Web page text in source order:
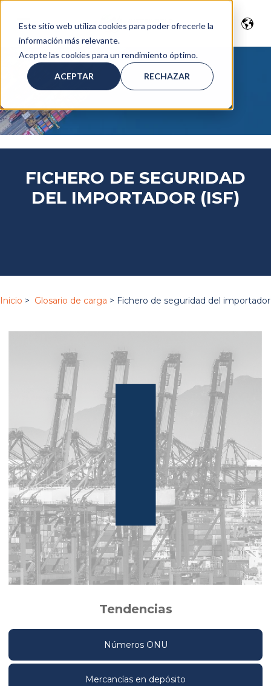
Este sitio web utiliza cookies para poder ofrecerle la
información más relevante.
Acepte las cookies para un rendimiento óptimo.
ACEPTAR RECHAZAR
FICHERO DE SEGURIDAD
DEL IMPORTADOR (ISF)
Inicio > Glosario de carga > Fichero de seguridad del importador
Tendencias
Números ONU
Mercancías en depósito